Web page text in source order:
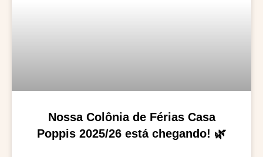
Nossa Colônia de Férias Casa
Poppis 2025/26 está chegando! 🌿